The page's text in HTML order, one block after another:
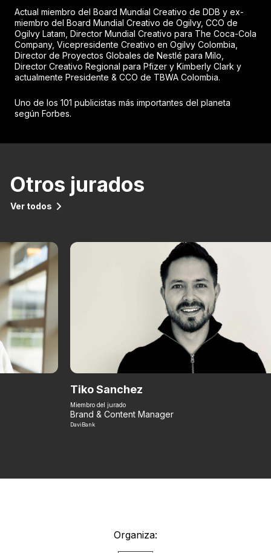
Actual miembro del Board Mundial Creativo de DDB y ex-
miembro del Board Mundial Creativo de Ogilvy, CCO de
Ogilvy Latam, Director Mundial Creativo para The Coca-Cola
Company, Vicepresidente Creativo en Ogilvy Colombia,
Director de Proyectos Globales de Nestlé para Milo,
Director Creativo Regional para Pfizer y Kimberly Clark y
actualmente Presidente & CCO de TBWA Colombia.
Uno de los 101 publicistas más importantes del planeta
según Forbes.
Otros jurados
Ver todos
Tiko Sanchez
Miembro del jurado
Brand & Content Manager
DaviBank
Organiza: